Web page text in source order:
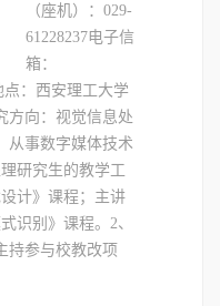
（座机）：029-
61228237电子信
箱：
点：西安理工大学
方向：视觉信息处
从事数字媒体技术
研究生的教学工
计》课程；主讲
识别》课程。2、
持参与校教改项